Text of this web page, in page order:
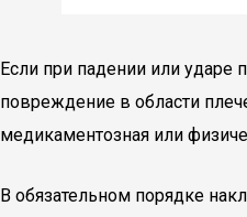
Если при падении или ударе
повреждение в области
медикаментозная или
В обязательном порядке